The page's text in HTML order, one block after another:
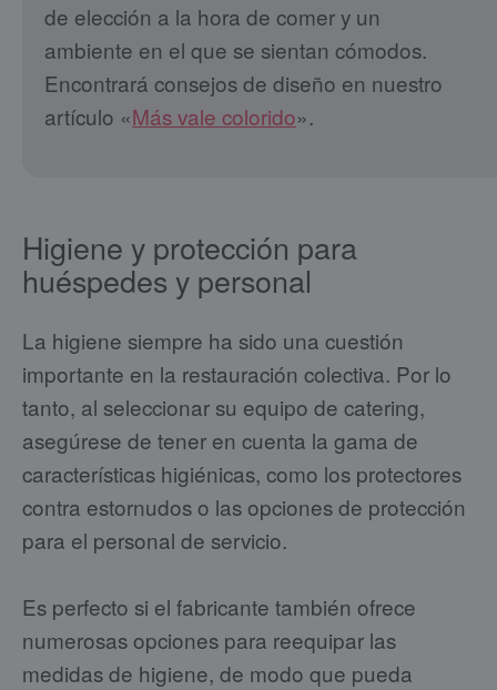
de elección a la hora de comer y un
ambiente en el que se sientan cómodos.
Encontrará consejos de diseño en nuestro
artículo «Más vale colorido».
Higiene y protección para
huéspedes y personal
La higiene siempre ha sido una cuestión
importante en la restauración colectiva. Por lo
tanto, al seleccionar su equipo de catering,
asegúrese de tener en cuenta la gama de
características higiénicas, como los protectores
contra estornudos o las opciones de protección
para el personal de servicio.
Es perfecto si el fabricante también ofrece
numerosas opciones para reequipar las
medidas de higiene, de modo que pueda